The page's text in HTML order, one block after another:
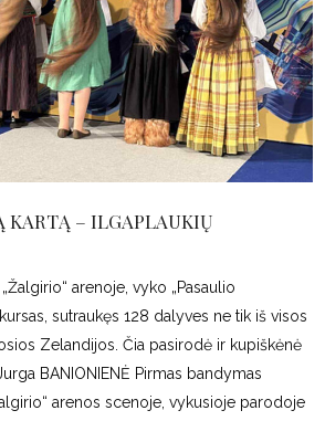
KARTĄ – ILGAPLAUKIŲ
arenoje, vyko „Pasaulio
sutraukęs 128 dalyves ne tik iš visos
Zelandijos. Čia pasirodė ir kupiškėnė
BANIONIENĖ Pirmas bandymas
arenos scenoje, vykusioje parodoje